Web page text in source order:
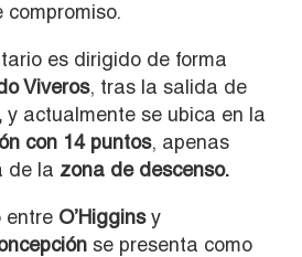
es dirigido de forma
Viveros, tras la salida de
y actualmente se ubica en la
con 14 puntos, apenas
de la zona de descenso.
entre O’Higginsy
se presenta como